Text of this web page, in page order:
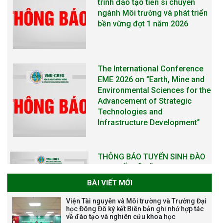
Environmental Sciences for the
Advancement of Strategic
Technologies and
THÔNG BÁO TUYỂN SINH ĐÀO
TẠO TIẾN SĨ NĂM 2026
NĂM HỌC 2025-2026
THƯ CẢM ƠN LỄ KỶ NIỆM 40
NĂM XÂY DỰNG VÀ PHÁT TRIỂN
VIỆN (1985-2025) VÀ ĐÓN
BÀI VIẾT MỚI
Viện Tài nguyên và Môi trường và Trường Đại
học Đông Đô ký kết Biên bản ghi nhớ hợp tác
về đào tạo và nghiên cứu khoa học